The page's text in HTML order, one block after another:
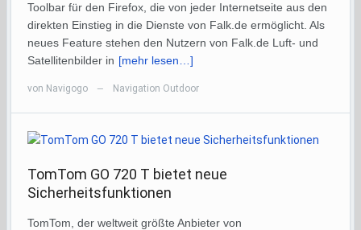
Toolbar für den Firefox, die von jeder Internetseite aus den
direkten Einstieg in die Dienste von Falk.de ermöglicht. Als
neues Feature stehen den Nutzern von Falk.de Luft- und
Satellitenbilder in [mehr lesen…]
von Navigogo — Navigation Outdoor
TomTom GO 720 T bietet neue
Sicherheitsfunktionen
TomTom, der weltweit größte Anbieter von